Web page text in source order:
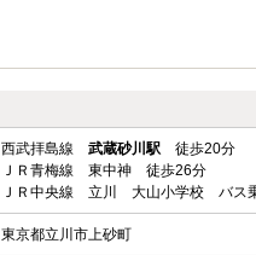
西武拝島線 武蔵砂川駅 徒歩20分
ＪＲ青梅線 東中神 徒歩26分
ＪＲ中央線 立川 大山小学校 バス
東京都立川市上砂町